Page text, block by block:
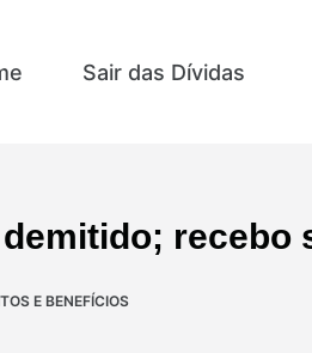
Sair das Dívidas
recebo
E BENEFÍCIOS